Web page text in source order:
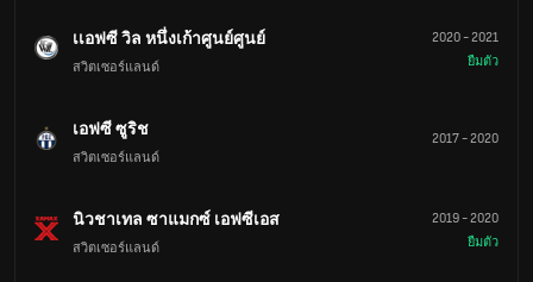
เเอฟซี วิล หนึ่งเก้าศูนย์ศูนย์
สวิตเซอร์แลนด์
2020-2021
ยืมตัว
เอฟซี ซูริช
สวิตเซอร์แลนด์
2017-2020
นิวชาเทล ซาแมกซ์ เอฟซีเอส
สวิตเซอร์แลนด์
2019-2020
ยืมตัว